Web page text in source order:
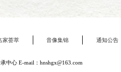
家荟萃 音像集锦 通知公告
中心 E-mail：hnshgx@163.com